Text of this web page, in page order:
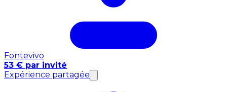
Fontevivo
53 € par invité
Expérience partagée